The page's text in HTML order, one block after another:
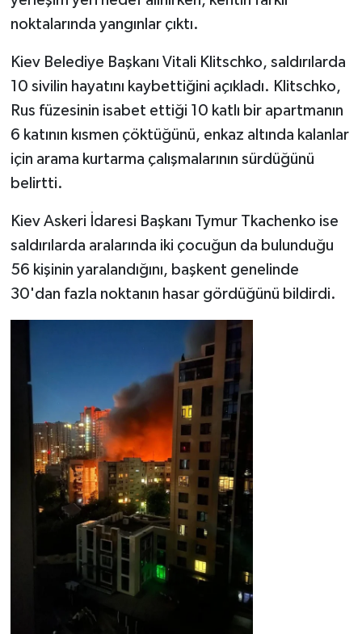
noktalarında yangınlar çıktı.
Kiev Belediye Başkanı Vitali Klitschko, saldırılarda
10 sivilin hayatını kaybettiğini açıkladı. Klitschko,
Rus füzesinin isabet ettiği 10 katlı bir apartmanın
6 katının kısmen çöktüğünü, enkaz altında kalanlar
için arama kurtarma çalışmalarının sürdüğünü
belirtti.
Kiev Askeri İdaresi Başkanı Tymur Tkachenko ise
saldırılarda aralarında iki çocuğun da bulunduğu
56 kişinin yaralandığını, başkent genelinde
30'dan fazla noktanın hasar gördüğünü bildirdi.